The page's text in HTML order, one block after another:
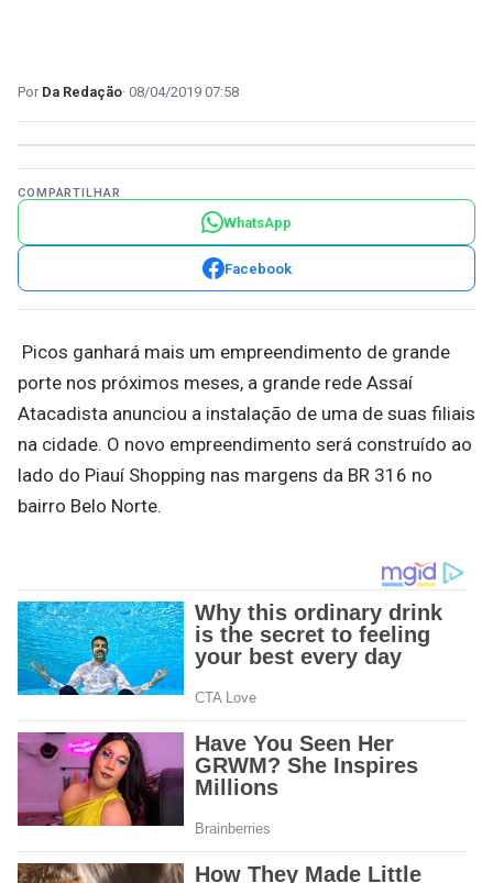
Da Redação 08/04/2019 07:58
COMPARTILHAR
WhatsApp
Facebook
Picos ganhará mais um empreendimento de grande
porte nos próximos meses, a grande rede Assaí
Atacadista anunciou a instalação de uma de suas filiais
na cidade. O novo empreendimento será construído ao
lado do Piauí Shopping nas margens da BR 316 no
bairro Belo Norte.